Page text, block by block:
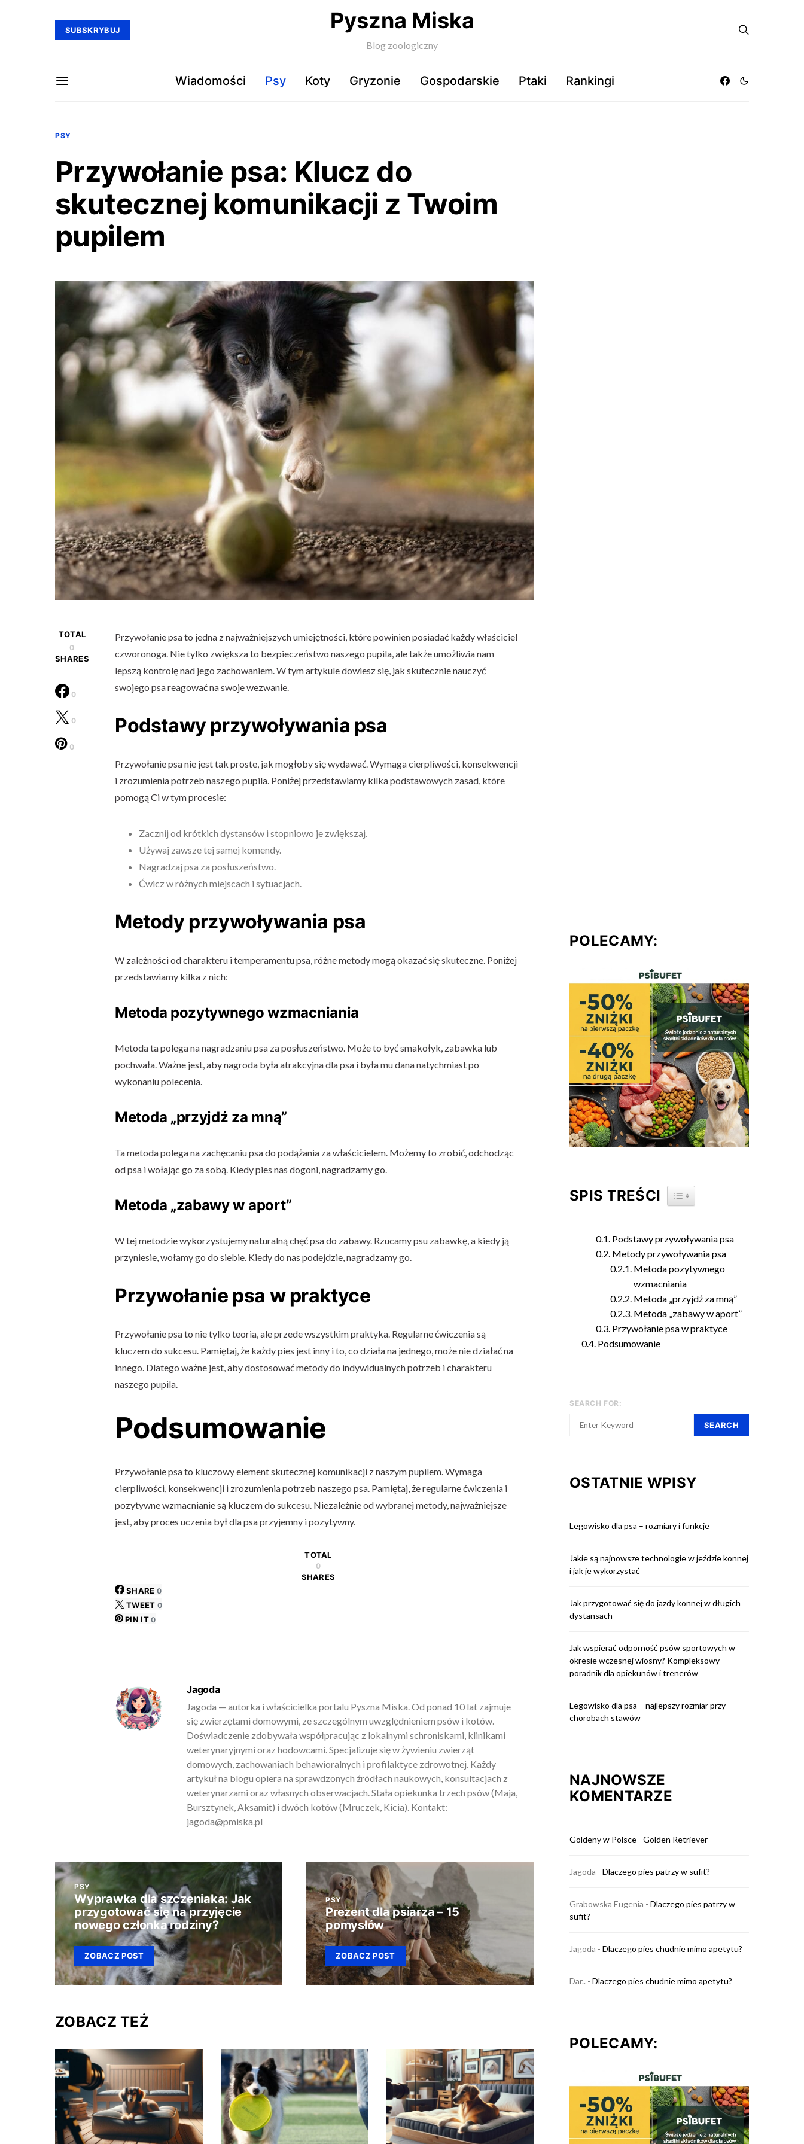
SUBSKRYBUJ Pyszna Miska
Blog zoologiczny
Wiadomości Psy Koty Gryzonie Gospodarskie Ptaki Rankingi
PSY
Przywołanie psa: Klucz do
skutecznej komunikacji z Twoim
pupilem
TOTAL
0
SHARES
0
0
0
Przywołanie psa to jedna z najważniejszych umiejętności, które powinien posiadać każdy właściciel
czworonoga. Nie tylko zwiększa to bezpieczeństwo naszego pupila, ale także umożliwia nam
lepszą kontrolę nad jego zachowaniem. W tym artykule dowiesz się, jak skutecznie nauczyć
swojego psa reagować na swoje wezwanie.
Podstawy przywoływania psa
Przywołanie psa nie jest tak proste, jak mogłoby się wydawać. Wymaga cierpliwości, konsekwencji
i zrozumienia potrzeb naszego pupila. Poniżej przedstawiamy kilka podstawowych zasad, które
pomogą Ci w tym procesie:
Zacznij od krótkich dystansów i stopniowo je zwiększaj.
Używaj zawsze tej samej komendy.
Nagradzaj psa za posłuszeństwo.
Ćwicz w różnych miejscach i sytuacjach.
Metody przywoływania psa
W zależności od charakteru i temperamentu psa, różne metody mogą okazać się skuteczne. Poniżej
przedstawiamy kilka z nich:
Metoda pozytywnego wzmacniania
Metoda ta polega na nagradzaniu psa za posłuszeństwo. Może to być smakołyk, zabawka lub
pochwała. Ważne jest, aby nagroda była atrakcyjna dla psa i była mu dana natychmiast po
wykonaniu polecenia.
Metoda „przyjdź za mną”
Ta metoda polega na zachęcaniu psa do podążania za właścicielem. Możemy to zrobić, odchodząc
od psa i wołając go za sobą. Kiedy pies nas dogoni, nagradzamy go.
Metoda „zabawy w aport”
W tej metodzie wykorzystujemy naturalną chęć psa do zabawy. Rzucamy psu zabawkę, a kiedy ją
przyniesie, wołamy go do siebie. Kiedy do nas podejdzie, nagradzamy go.
Przywołanie psa w praktyce
Przywołanie psa to nie tylko teoria, ale przede wszystkim praktyka. Regularne ćwiczenia są
kluczem do sukcesu. Pamiętaj, że każdy pies jest inny i to, co działa na jednego, może nie działać na
innego. Dlatego ważne jest, aby dostosować metody do indywidualnych potrzeb i charakteru
naszego pupila.
Podsumowanie
Przywołanie psa to kluczowy element skutecznej komunikacji z naszym pupilem. Wymaga
cierpliwości, konsekwencji i zrozumienia potrzeb naszego psa. Pamiętaj, że regularne ćwiczenia i
pozytywne wzmacnianie są kluczem do sukcesu. Niezależnie od wybranej metody, najważniejsze
jest, aby proces uczenia był dla psa przyjemny i pozytywny.
TOTAL
0
SHARES
SHARE 0
TWEET 0
PIN IT 0
Jagoda
Jagoda — autorka i właścicielka portalu Pyszna Miska. Od ponad 10 lat zajmuje
się zwierzętami domowymi, ze szczególnym uwzględnieniem psów i kotów.
Doświadczenie zdobywała współpracując z lokalnymi schroniskami, klinikami
weterynaryjnymi oraz hodowcami. Specjalizuje się w żywieniu zwierząt
domowych, zachowaniach behawioralnych i profilaktyce zdrowotnej. Każdy
artykuł na blogu opiera na sprawdzonych źródłach naukowych, konsultacjach z
weterynarzami oraz własnych obserwacjach. Stała opiekunka trzech psów (Maja,
Bursztynek, Aksamit) i dwóch kotów (Mruczek, Kicia). Kontakt:
jagoda@pmiska.pl
PSY
Wyprawka dla szczeniaka: Jak
przygotować się na przyjęcie
nowego członka rodziny?
ZOBACZ POST
PSY
Prezent dla psiarza – 15
pomysłów
ZOBACZ POST
ZOBACZ TEŻ
POLECAMY:
SPIS TREŚCI TOGGLE TABLE OF CONTENT
Podstawy przywoływania psa
Metody przywoływania psa
Metoda pozytywnego
wzmacniania
Metoda „przyjdź za mną”
Metoda „zabawy w aport”
Przywołanie psa w praktyce
Podsumowanie
SEARCH FOR:
SEARCH
OSTATNIE WPISY
Legowisko dla psa – rozmiary i funkcje
Jakie są najnowsze technologie w jeździe konnej
i jak je wykorzystać
Jak przygotować się do jazdy konnej w długich
dystansach
Jak wspierać odporność psów sportowych w
okresie wczesnej wiosny? Kompleksowy
poradnik dla opiekunów i trenerów
Legowisko dla psa – najlepszy rozmiar przy
chorobach stawów
NAJNOWSZE
KOMENTARZE
Goldeny w Polsce - Golden Retriever
Jagoda - Dlaczego pies patrzy w sufit?
Grabowska Eugenia - Dlaczego pies patrzy w
sufit?
Jagoda - Dlaczego pies chudnie mimo apetytu?
Dar.. - Dlaczego pies chudnie mimo apetytu?
POLECAMY: